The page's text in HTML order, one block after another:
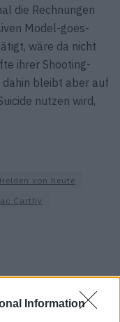
Information
die Rechnungen
Model-goes-
wäre da nicht
ihrer Shooting-
dahin bleibt aber auf
nutzen wird,
Helden von heute
Carthy